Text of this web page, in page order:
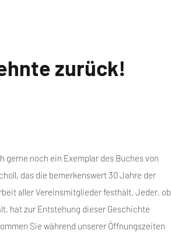
zurück!
gerne noch ein Exemplar des Buches von
das die bemerkenswert 30 Jahre der
aller Vereinsmitglieder festhält. Jeder, ob
hat zur Entstehung dieser Geschichte
Sie während unserer Öffnungszeiten